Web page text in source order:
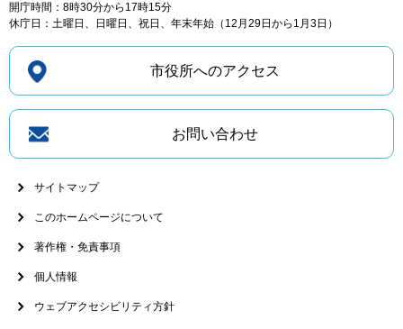
開庁時間：8時30分から17時15分
休庁日：土曜日、日曜日、祝日、年末年始（12月29日から1月3日）
市役所へのアクセス
お問い合わせ
サイトマップ
このホームページについて
著作権・免責事項
個人情報
ウェブアクセシビリティ方針